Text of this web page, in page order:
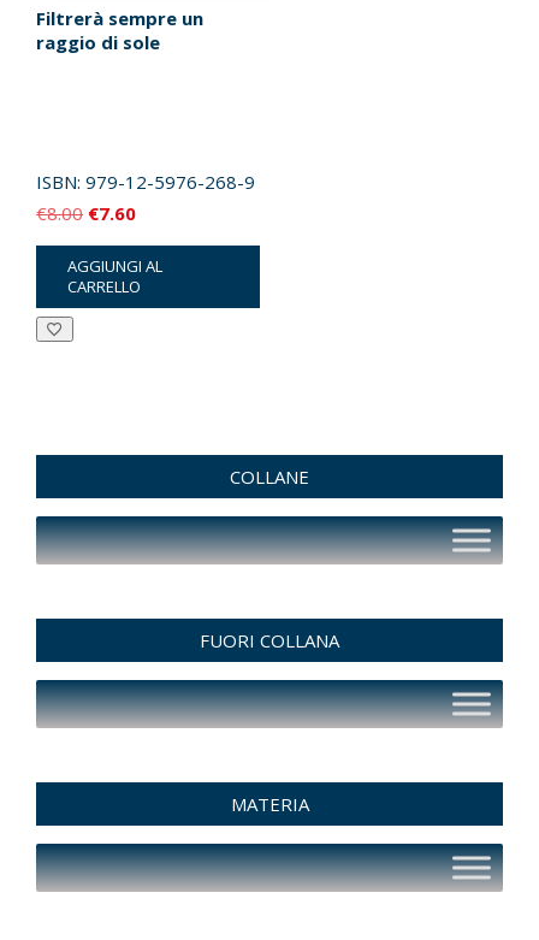
Filtrerà sempre un
raggio di sole
ISBN: 979-12-5976-268-9
€8.00 Il
prezzo
originale
era:
€7.60Il
prezzo
attuale
è:
AGGIUNGI AL
CARRELLO
COLLANE
FUORI COLLANA
MATERIA